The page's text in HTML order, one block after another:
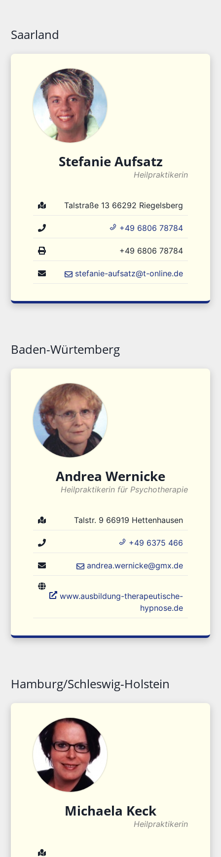
Saarland
Stefanie Aufsatz
Heilpraktikerin
Talstraße 13 66292 Riegelsberg
+49 6806 78784
+49 6806 78784
stefanie-aufsatz@t-online.de
Baden-Würtemberg
Andrea Wernicke
Heilpraktikerin für Psychotherapie
Talstr. 9 66919 Hettenhausen
+49 6375 466
andrea.wernicke@gmx.de
www.ausbildung-therapeutische-
hypnose.de
Hamburg/Schleswig-Holstein
Michaela Keck
Heilpraktikerin